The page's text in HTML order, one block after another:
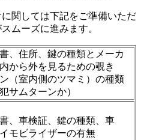
関しては下記をご準備いただ
ムーズに進みます。
、住所、鍵の種類とメーカ
から外を見るための覗き
（室内側のツマミ）の種類
サムターンか）
、車検証、鍵の種類、車
モビライザーの有無